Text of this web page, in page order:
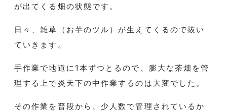
が出てくる畑の状態です。
日々、雑草（お芋のツル）が生えてくるので抜い
ていきます。
手作業で地道に1本ずつとるので、膨大な茶畑を管
理する上で炎天下の中作業するのは大変でした。
その作業を普段から、少人数で管理されているか